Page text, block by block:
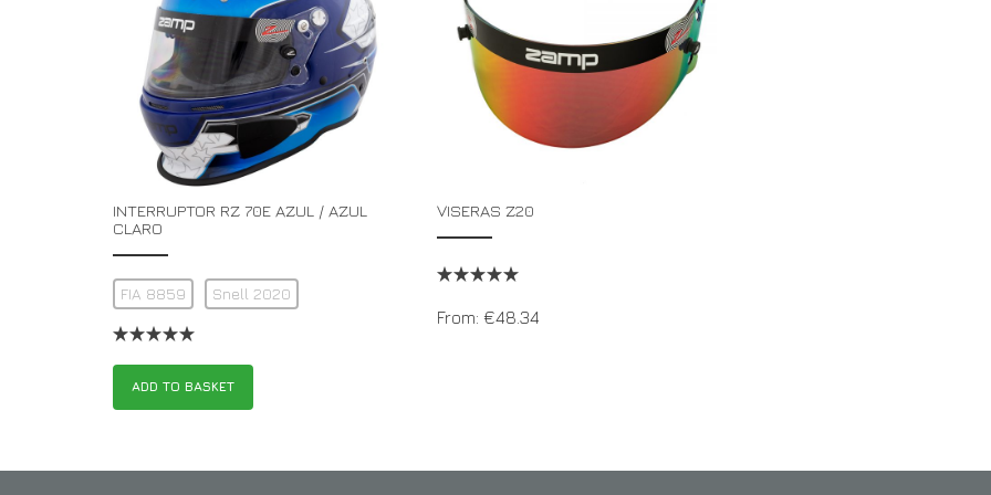
INTERRUPTOR RZ 70E AZUL / AZUL
CLARO
FIA 8859 Snell 2020
ADD TO BASKET
VISERAS Z20
From: €48.34